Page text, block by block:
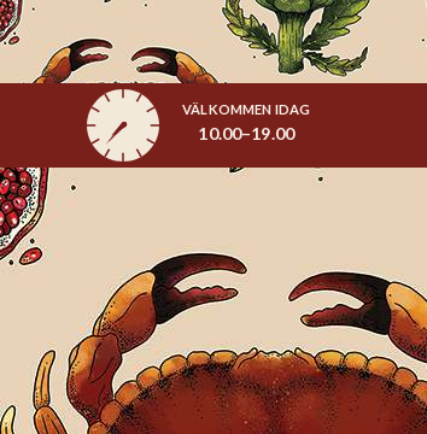
VÄLKOMMEN IDAG
10.00–19.00